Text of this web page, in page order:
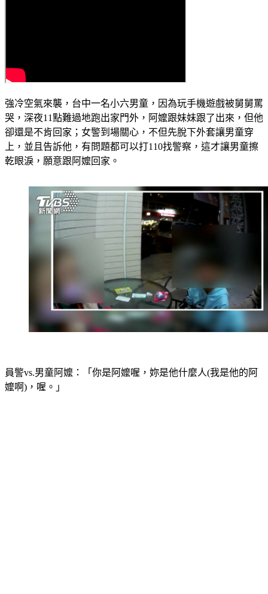
強冷空氣來襲，台中一名小六男童，因為玩手機遊戲被舅舅罵
哭，深夜11點難過地跑出家門外，阿嬤跟妹妹跟了出來，但他
卻還是不肯回家；女警到場關心，不但先脫下外套讓男童穿
上，並且告訴他，有問題都可以打110找警察，這才讓男童擦
乾眼淚，願意跟阿嬤回家。
員警vs.男童阿嬤：「你是阿嬤喔，妳是他什麼人(我是他的阿
嬤啊)，喔。」